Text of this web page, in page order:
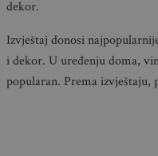
dekor.
Izvještaj donosi
i dekor. U uređenju doma,
popularan. Prema izvještaju,